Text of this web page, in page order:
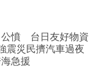
公憤 台日友好物資
震災民擠汽車過夜
急援